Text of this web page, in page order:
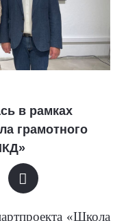
в рамках
грамотного
«Школа